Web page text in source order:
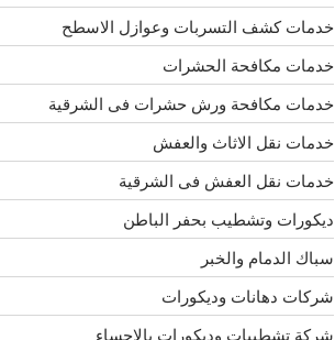
خدمات كشف التسربات وعوازل الاسطح
خدمات مكافحة الحشرات
خدمات مكافحة ورش حشرات فى الشرقية
خدمات نقل الاثاث والعفش
خدمات نقل العفش فى الشرقية
ديكورات وتشطيب بحفر الباطن
سباك الدمام والخبر
شركات دهانات وديكورات
شركة تشطيبات وديكورات بالاحساء